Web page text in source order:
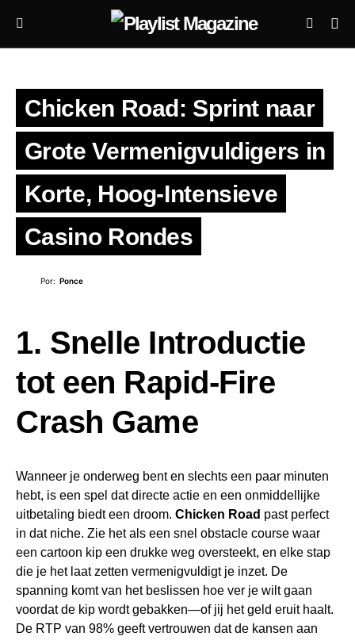
Chicken Road: Sprint naar
Grote Vermenigvuldigers in
Korte, Hoog‑Intensieve
Casino Rondes
Por: Ponce
1. Snelle Introductie
tot een Rapid‑Fire
Crash Game
Wanneer je onderweg bent en slechts een paar minuten
hebt, is een spel dat directe actie en een onmiddellijke
uitbetaling biedt een droom. Chicken Road past perfect
in dat niche. Zie het als een snel obstacle course waar
een cartoon kip een drukke weg oversteekt, en elke stap
die je het laat zetten vermenigvuldigt je inzet. De
spanning komt van het beslissen hoe ver je wilt gaan
voordat de kip wordt gebakken—of jij het geld eruit haalt.
De RTP van 98% geeft vertrouwen dat de kansen aan